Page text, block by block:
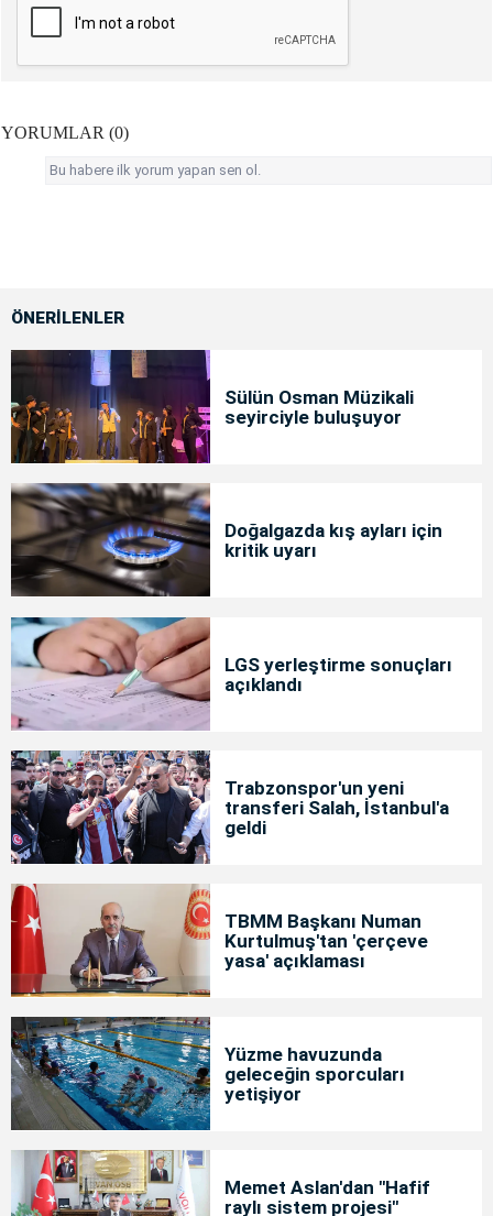
YORUMLAR (0)
Bu habere ilk yorum yapan sen ol.
ÖNERİLENLER
Sülün Osman Müzikali
seyirciyle buluşuyor
Doğalgazda kış ayları için
kritik uyarı
LGS yerleştirme sonuçları
açıklandı
Trabzonspor'un yeni
transferi Salah, İstanbul'a
geldi
TBMM Başkanı Numan
Kurtulmuş'tan 'çerçeve
yasa' açıklaması
Yüzme havuzunda
geleceğin sporcuları
yetişiyor
Memet Aslan'dan "Hafif
raylı sistem projesi"